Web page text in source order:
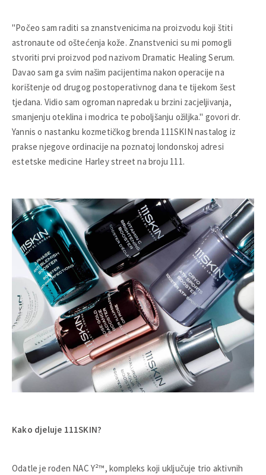
"Počeo sam raditi sa znanstvenicima na proizvodu koji štiti
astronaute od oštećenja kože. Znanstvenici su mi pomogli
stvoriti prvi proizvod pod nazivom Dramatic Healing Serum.
Davao sam ga svim našim pacijentima nakon operacije na
korištenje od drugog postoperativnog dana te tijekom šest
tjedana. Vidio sam ogroman napredak u brzini zacjeljivanja,
smanjenju oteklina i modrica te poboljšanju ožiljka." govori dr.
Yannis o nastanku kozmetičkog brenda 111SKIN nastalog iz
prakse njegove ordinacije na poznatoj londonskoj adresi
estetske medicine Harley street na broju 111.
Kako djeluje 111SKIN?
Odatle je rođen NAC Y²™, kompleks koji uključuje trio aktivnih